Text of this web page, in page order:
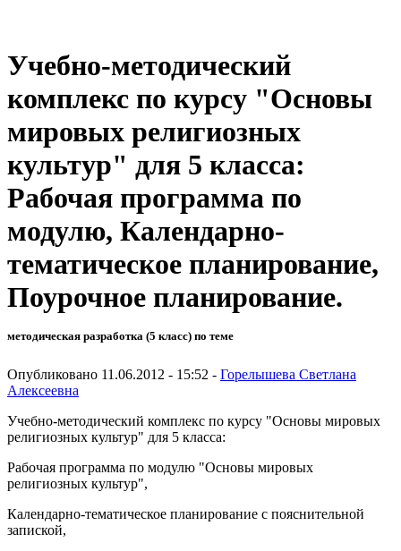
Учебно-методический
комплекс по курсу "Основы
мировых религиозных
культур" для 5 класса:
Рабочая программа по
модулю, Календарно-
тематическое планирование,
Поурочное планирование.
методическая разработка (5 класс) по теме
Опубликовано 11.06.2012 - 15:52 - Горелышева Светлана
Алексеевна
Учебно-методический комплекс по курсу "Основы мировых
религиозных культур" для 5 класса:
Рабочая программа по модулю "Основы мировых
религиозных культур",
Календарно-тематическое планирование с пояснительной
запиской,